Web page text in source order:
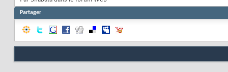
Partager